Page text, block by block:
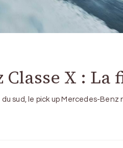
Classe X : La
sud, le pick up Mercedes-Benz